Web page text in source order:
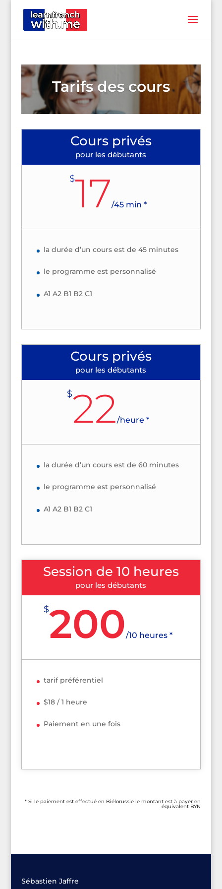
Tarifs des cours
Cours privés
pour les débutants
$17/45 min *
la durée d’un cours est de 45 minutes
le programme est personnalisé
A1 A2 B1 B2 C1
Cours privés
pour les débutants
$22/heure *
la durée d’un cours est de 60 minutes
le programme est personnalisé
A1 A2 B1 B2 C1
Session de 10 heures
pour les débutants
$200/10 heures *
tarif préférentiel
$18 / 1 heure
Paiement en une fois
* Si le paiement est effectué en Biélorussie le montant est à payer en
équivalent BYN
Sébastien Jaffre